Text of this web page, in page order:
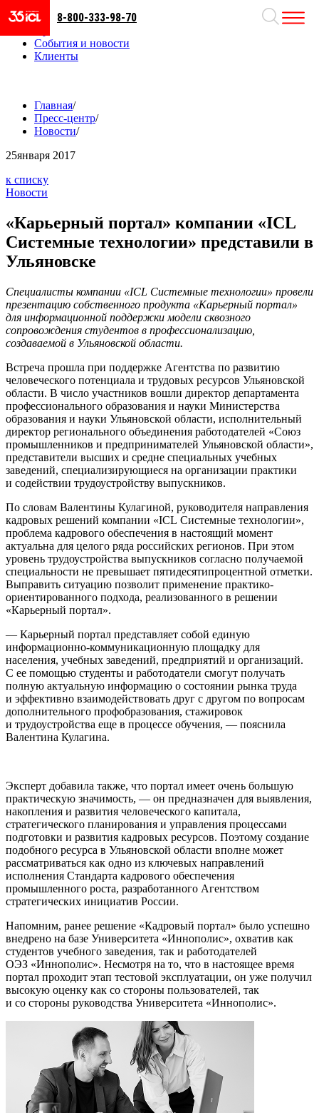
Направления
События и новости
Клиенты
8-800-333-98-70
Главная/
Пресс-центр/
Новости/
25января 2017
к списку
Новости
«Карьерный портал» компании «ICL
Системные технологии» представили в
Ульяновске
Специалисты компании «ICL Системные технологии» провели
презентацию собственного продукта «Карьерный портал»
для информационной поддержки модели сквозного
сопровождения студентов в профессионализацию,
создаваемой в Ульяновской области.
Встреча прошла при поддержке Агентства по развитию
человеческого потенциала и трудовых ресурсов Ульяновской
области. В число участников вошли директор департамента
профессионального образования и науки Министерства
образования и науки Ульяновской области, исполнительный
директор регионального объединения работодателей «Союз
промышленников и предпринимателей Ульяновской области»,
представители высших и средне специальных учебных
заведений, специализирующиеся на организации практики
и содействии трудоустройству выпускников.
По словам Валентины Кулагиной, руководителя направления
кадровых решений компании «ICL Системные технологии»,
проблема кадрового обеспечения в настоящий момент
актуальна для целого ряда российских регионов. При этом
уровень трудоустройства выпускников согласно получаемой
специальности не превышает пятидесятипроцентной отметки.
Выправить ситуацию позволит применение практико-
ориентированного подхода, реализованного в решении
«Карьерный портал».
— Карьерный портал представляет собой единую
информационно-коммуникационную площадку для
населения, учебных заведений, предприятий и организаций.
С ее помощью студенты и работодатели смогут получать
полную актуальную информацию о состоянии рынка труда
и эффективно взаимодействовать друг с другом по вопросам
дополнительного профобразования, стажировок
и трудоустройства еще в процессе обучения, — пояснила
Валентина Кулагина.
Эксперт добавила также, что портал имеет очень большую
практическую значимость, — он предназначен для выявления,
накопления и развития человеческого капитала,
стратегического планирования и управления процессами
подготовки и развития кадровых ресурсов. Поэтому создание
подобного ресурса в Ульяновской области вполне может
рассматриваться как одно из ключевых направлений
исполнения Стандарта кадрового обеспечения
промышленного роста, разработанного Агентством
стратегических инициатив России.
Напомним, ранее решение «Кадровый портал» было успешно
внедрено на базе Университета «Иннополис», охватив как
студентов учебного заведения, так и работодателей
ОЭЗ «Иннополис». Несмотря на то, что в настоящее время
портал проходит этап тестовой эксплуатации, он уже получил
высокую оценку как со стороны пользователей, так
и со стороны руководства Университета «Иннополис».